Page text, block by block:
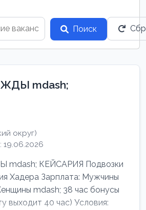
Поиск
mdash;
округ)
19.06.2026
КЕЙСАРИЯ Подвозки
Хадера Зарплата: Мужчины
mdash; 38 час бонусы
выходит 40 час) Условия: